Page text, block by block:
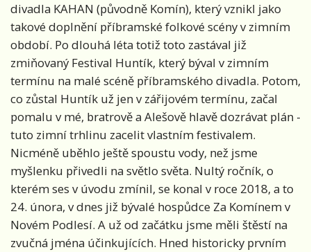
divadla KAHAN (původně Komín), který vznikl jako
takové doplnění příbramské folkové scény v zimním
období. Po dlouhá léta totiž toto zastával již
zmiňovaný Festival Huntík, který býval v zimním
termínu na malé scéně příbramského divadla. Potom,
co zůstal Huntík už jen v zářijovém termínu, začal
pomalu v mé, bratrově a Alešově hlavě dozrávat plán -
tuto zimní trhlinu zacelit vlastním festivalem.
Nicméně uběhlo ještě spoustu vody, než jsme
myšlenku přivedli na světlo světa. Nultý ročník, o
kterém ses v úvodu zmínil, se konal v roce 2018, a to
24. února, v dnes již bývalé hospůdce Za Komínem v
Novém Podlesí. A už od začátku jsme měli štěstí na
zvučná jména účinkujících. Hned historicky prvním